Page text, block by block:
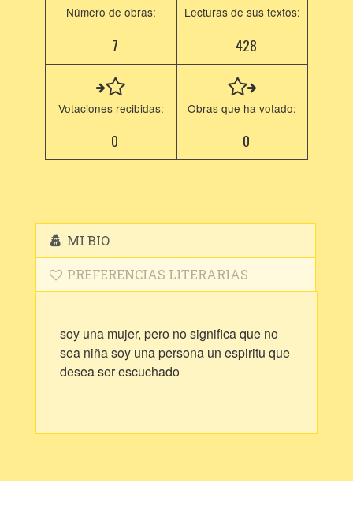
Número de obras:
7
Lecturas de sus textos:
428
Votaciones recibidas:
0
Obras que ha votado:
0
MI BIO
PREFERENCIAS LITERARIAS
soy una mujer, pero no significa que no
sea niña soy una persona un espiritu que
desea ser escuchado